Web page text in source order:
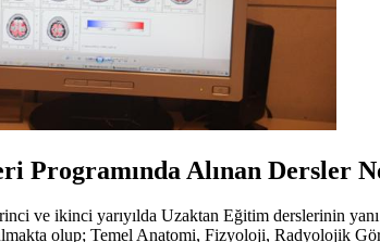
Programında Alınan Dersler
ve ikinci yarıyılda Uzaktan Eğitim derslerinin
olup; Temel Anatomi, Fizyoloji, Radyolojik